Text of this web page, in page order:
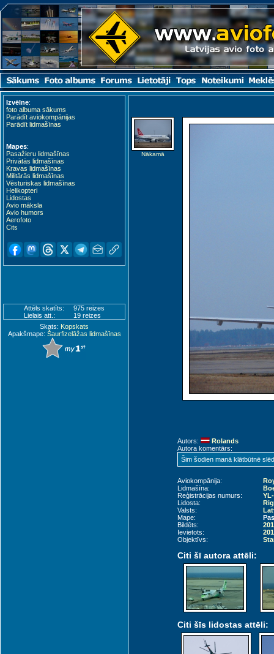
Izvēlne:
foto albuma sākums
Parādīt aviokompānijas
Parādīt lidmašīnas
Mapes:
Pasažieru lidmašīnas
Privātās lidmašīnas
Kravas lidmašīnas
Militārās lidmašīnas
Vēsturiskas lidmašīnas
Helikopteri
Lidostas
Avio māksla
Avio humors
Aerofoto
Cits
Attēls skatīts:
975 reizes
Lielais att.:
19 reizes
Skats: Kopskats
Apakšmape: Šaurfizelāžas lidmašīnas
Nākamā
Autors:
Rolands
Autora komentārs:
Šim šodien manā klātbūtnē
Aviokompānija:
Lidmašīna:
Reģistrācijas numurs:
Lidosta:
Valsts:
Mape:
Bildēts:
Ievietots:
Objektīvs:
Citi šī autora attēli:
Citi šīs lidostas attēli: